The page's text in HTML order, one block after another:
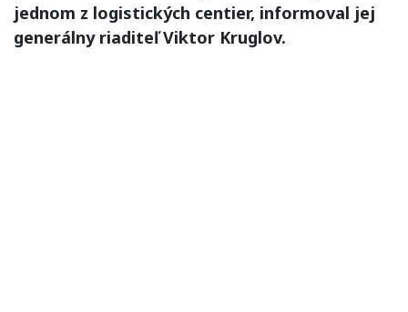
jednom z logistických centier, informoval jej
generálny riaditeľ Viktor Kruglov.